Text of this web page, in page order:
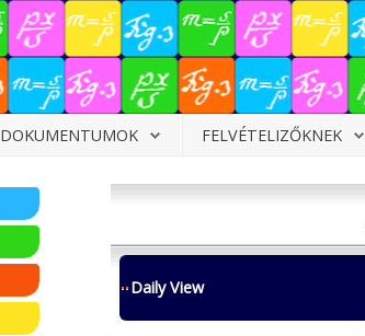
DOKUMENTUMOK FELVÉTELIZŐKNEK
Daily View